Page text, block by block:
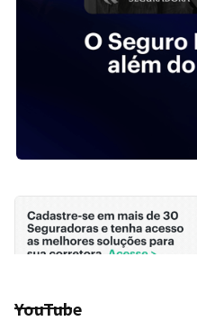
YouTube